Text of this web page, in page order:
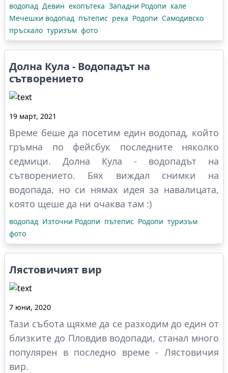
водопад Девин екопътека Западни Родопи кале
Мечешки водопад пътепис река Родопи Самодивско
пръскало туризъм фото
Долна Кула - Водопадът на
сътворението
19 март, 2021
Време беше да посетим един водопад, който
гръмна по фейсбук последните няколко
седмици. Долна Кула - водопадът на
сътворението. Бях виждал снимки на
водопада, но си нямах идея за навалицата,
която щеше да ни очаква там :)
водопад Източни Родопи пътепис Родопи туризъм
фото
Лястовичият вир
7 юни, 2020
Тази събота щяхме да се разходим до един от
близките до Пловдив водопади, станал много
популярен в последно време - Лястовичия
вир.